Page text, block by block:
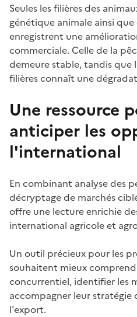
Seules les filières des
génétique animale ainsi que
enregistrent une
commerciale. Celle de la
demeure stable, tandis que
filières connaît une
Une ressource
anticiper les
l'international
En combinant analyse des
décryptage de marchés
offre une lecture enrichie
international agricole et
Un outil précieux pour les
souhaitent mieux
concurrentiel, identifier les
accompagner leur
l'export.